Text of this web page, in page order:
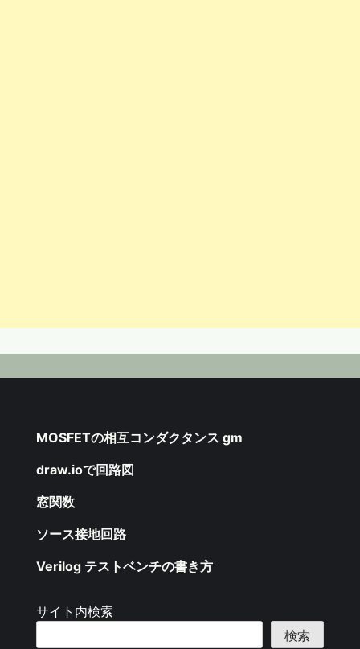
MOSFETの相互コンダクタンス gm
draw.ioで回路図
窓関数
ソース接地回路
Verilog テストベンチの書き方
サイト内検索
検索